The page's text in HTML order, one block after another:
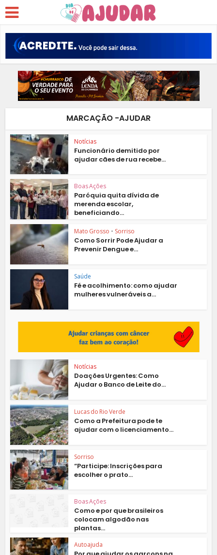
MARCAÇÃO -AJUDAR
Notícias
Funcionário demitido por
ajudar cães de rua recebe...
Boas Ações
Paróquia quita dívida de
merenda escolar,
beneficiando...
Mato Grosso • Sorriso
Como Sorrir Pode Ajudar a
Prevenir Dengue e...
Saúde
Fé e acolhimento: como ajudar
mulheres vulneráveis a...
Notícias
Doações Urgentes: Como
Ajudar o Banco de Leite do...
Lucas do Rio Verde
Como a Prefeitura pode te
ajudar com o licenciamento...
Sorriso
“Participe: Inscrições para
escolher o prato...
Boas Ações
Como e por que brasileiros
colocam algodão nas
plantas...
Autoajuda